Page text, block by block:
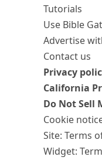
Tutorials
Use Bible
Advertise
Contact us
Privacy
California
Do Not Sell
Cookie
Site: Terms
Widget: